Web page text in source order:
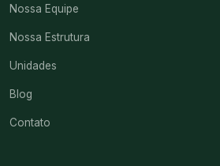
Nossa Equipe
Nossa Estrutura
Unidades
Blog
Contato